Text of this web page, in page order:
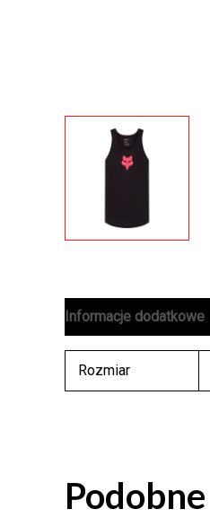
Informacje dodatkowe
Rozmiar